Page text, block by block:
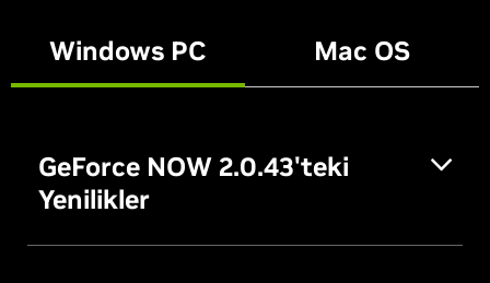
Windows PC Mac OS
GeForce NOW 2.0.43'teki
Yenilikler